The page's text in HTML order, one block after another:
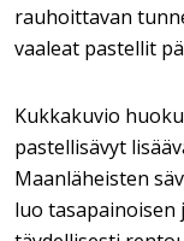
rauhoittavan
vaaleat pastellit
Kukkakuvio
pastellisävyt
Maanläheisten
luo tasapainoisen